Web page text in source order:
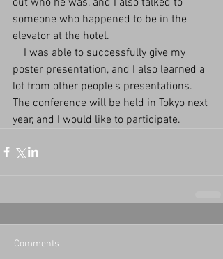
someone who happened to be in the
elevator at the hotel.
I was able to successfully give my
poster presentation, and I also learned a
lot from other people's presentations.
The conference will be held in Tokyo next
year, and I would like to participate.
Comments